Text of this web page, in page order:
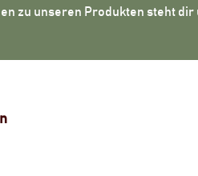
zu unseren Produkten steht